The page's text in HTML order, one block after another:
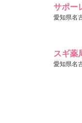
サポー
愛知県名
スギ薬
愛知県名